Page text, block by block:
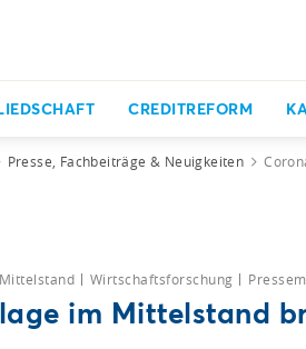
CREDITREFORM
Presse, Fachbeiträge & Neuigkeiten
Wirtschaftsforschung
im Mittelstand